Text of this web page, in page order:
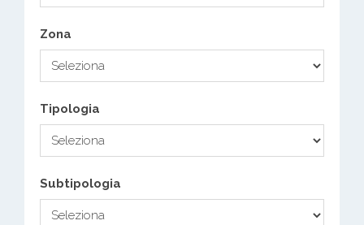
Zona
Tipologia
Subtipologia